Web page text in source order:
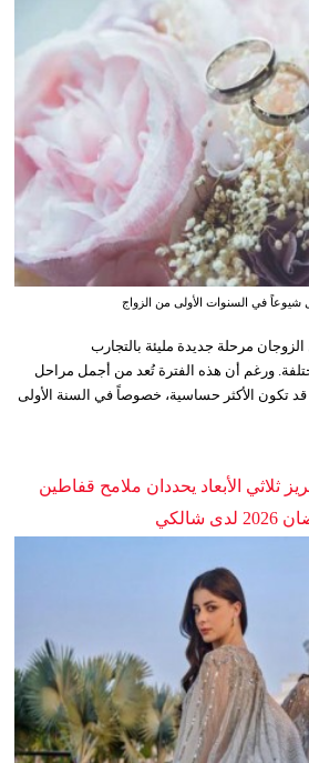
شيوعاً في السنوات الأولى من الزواج
الزوجان مرحلة جديدة مليئة بالتجارب
ورغم أن هذه الفترة تُعد من أجمل مراحل
قد تكون الأكثر حساسية، خصوصاً في السنة الأولى
ثلاثي الأبعاد يحددان ملامح قفاطين
لدى شالكي